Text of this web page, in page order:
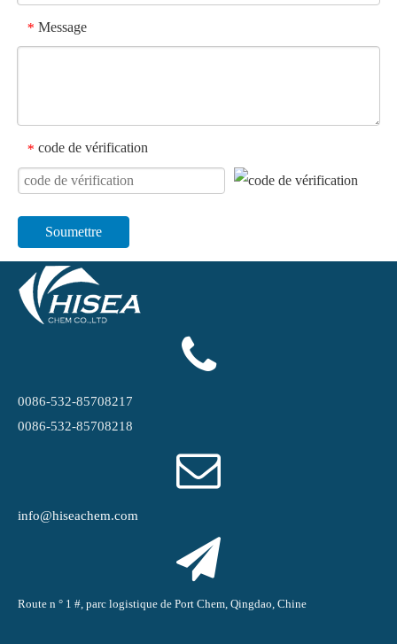
* Message
* code de vérification
Soumettre
0086-532-85708217
0086-532-85708218
info@hiseachem.com
Route n ° 1 #, parc logistique de Port Chem, Qingdao, Chine